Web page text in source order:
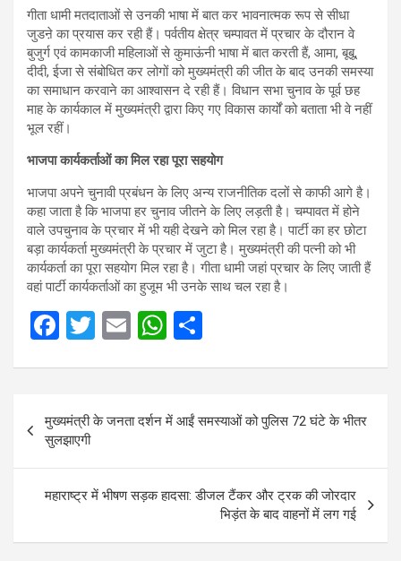
गीता धामी मतदाताओं से उनकी भाषा में बात कर भावनात्मक रूप से सीधा
जुडऩे का प्रयास कर रही हैं। पर्वतीय क्षेत्र चम्पावत में प्रचार के दौरान वे
बुजुर्ग एवं कामकाजी महिलाओं से कुमाऊंनी भाषा में बात करती हैं, आमा, बूबू,
दीदी, ईजा से संबोधित कर लोगों को मुख्यमंत्री की जीत के बाद उनकी समस्या
का समाधान करवाने का आश्वासन दे रही हैं। विधान सभा चुनाव के पूर्व छह
माह के कार्यकाल में मुख्यमंत्री द्वारा किए गए विकास कार्यों को बताता भी वे नहीं
भूल रहीं।
भाजपा कार्यकर्ताओं का मिल रहा पूरा सहयोग
भाजपा अपने चुनावी प्रबंधन के लिए अन्य राजनीतिक दलों से काफी आगे है।
कहा जाता है कि भाजपा हर चुनाव जीतने के लिए लड़ती है। चम्पावत में होने
वाले उपचुनाव के प्रचार में भी यही देखने को मिल रहा है। पार्टी का हर छोटा
बड़ा कार्यकर्ता मुख्यमंत्री के प्रचार में जुटा है। मुख्यमंत्री की पत्नी को भी
कार्यकर्ता का पूरा सहयोग मिल रहा है। गीता धामी जहां प्रचार के लिए जाती हैं
वहां पार्टी कार्यकर्ताओं का हुजूम भी उनके साथ चल रहा है।
F
b
o
o
k
T
er
E
W
s
p
p
e
navigation
मुख्‍यमंत्री के जनता दर्शन में आईं समस्‍याओं को पुल‍िस 72 घंटे के भीतर
सुलझाएगी
महाराष्ट्र में भीषण सड़क हादसा: डीजल टैंकर और ट्रक की जोरदार
भिड़ंत के बाद वाहनों में लग गई